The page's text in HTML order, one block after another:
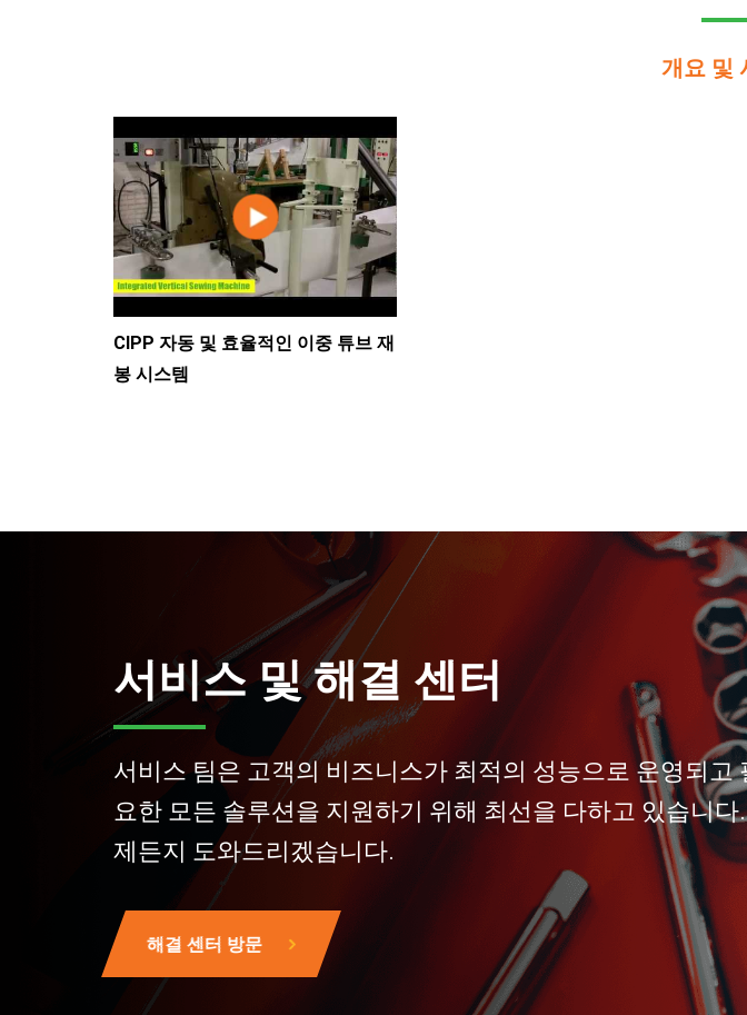
개요 및
CIPP 자동 및 효율적인 이중 튜브 재
봉 시스템
서비스 및 해결 센터
서비스 팀은 고객의 비즈니스가 최적의 성능으로 운영되고
요한 모든 솔루션을 지원하기 위해 최선을 다하고 있습니다
제든지 도와드리겠습니다.
해결 센터 방문